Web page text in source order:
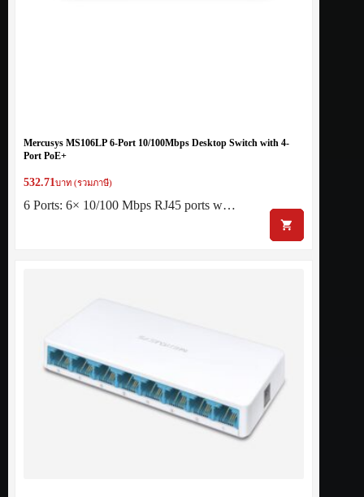
Mercusys MS106LP 6-Port 10/100Mbps Desktop Switch with 4-
Port PoE+
532.71 บาท (รวมภาษี)
6 Ports: 6× 10/100 Mbps RJ45 ports w…